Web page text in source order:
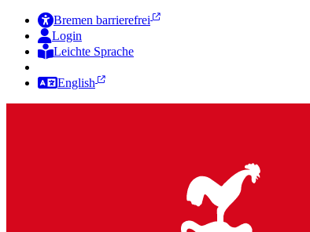
Bremen barrierefrei
Login
Leichte Sprache
English